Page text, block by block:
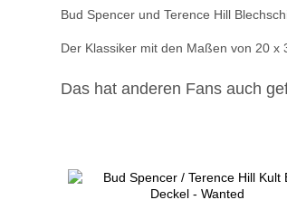
Bud Spencer und Terence Hill
Der Klassiker mit den Maßen von 20 x
Das hat anderen Fans auch